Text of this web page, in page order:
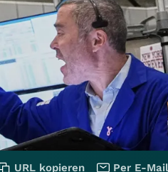
URL kopieren Per E-